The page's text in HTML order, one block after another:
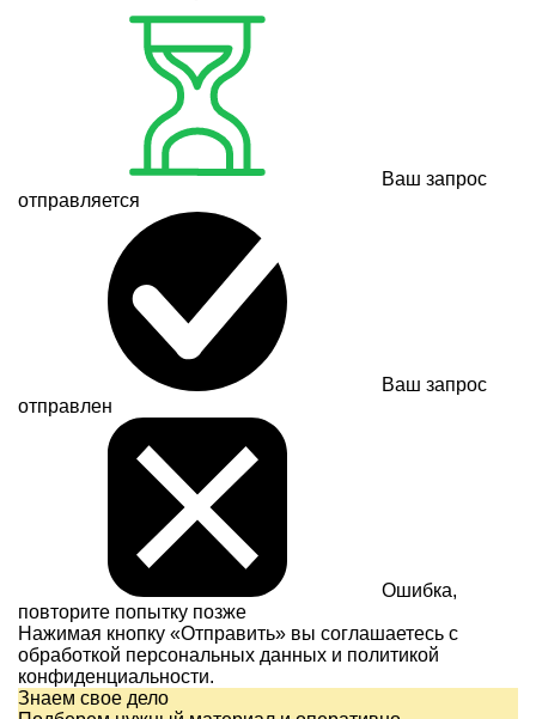
Ваш запрос
отправляется
Ваш запрос
отправлен
Ошибка,
повторите попытку позже
Нажимая кнопку «Отправить» вы соглашаетесь с
обработкой персональных данных и политикой
конфиденциальности.
Знаем свое дело